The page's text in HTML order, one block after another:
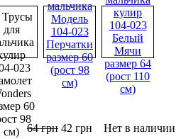
64грн 42 грн Нет в наличии